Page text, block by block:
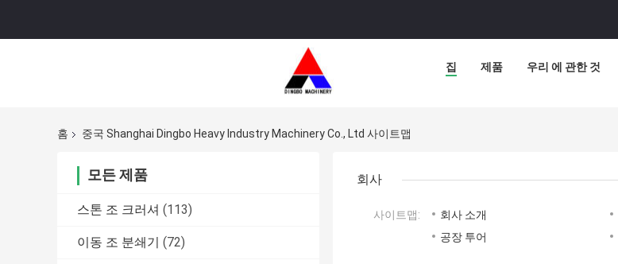
집 제품 우리 에 관한 것
홈 중국 Shanghai Dingbo Heavy Industry Machinery Co., Ltd 사이트맵
모든 제품
스톤 조 크러셔 (113)
이동 조 분쇄기 (72)
회사
사이트맵: 회사 소개
공장 투어